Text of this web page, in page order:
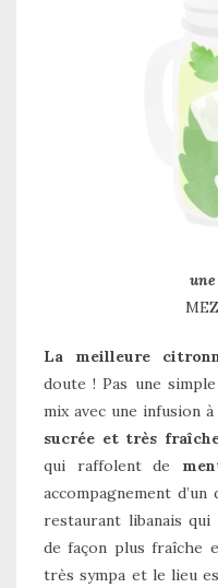
La meilleure
doute ! Pas une
mix avec une infusion
sucrée et très
qui raffolent de
accompagnement
restaurant libanais
de façon plus fraîche
très sympa et le lieu